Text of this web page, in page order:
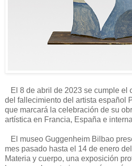
El 8 de abril de 2023 se cumple el
del fallecimiento del artista español
que marcará la celebración de su
artística en Francia, España e
El museo Guggenheim Bilbao
mes pasado hasta el 14 de enero
Materia y cuerpo, una exposición